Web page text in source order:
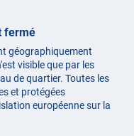
fermé
géographiquement
visible que par les
de quartier. Toutes les
et protégées
européenne sur la